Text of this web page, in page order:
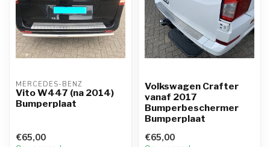
MERCEDES-BENZ
Vito W447 (na 2014)
Bumperplaat
€65,00
Volkswagen Crafter
vanaf 2017
Bumperbeschermer
Bumperplaat
€65,00